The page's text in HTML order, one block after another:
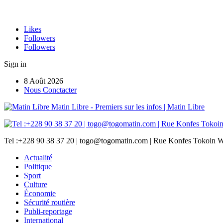
Likes
Followers
Followers
Sign in
8 Août 2026
Nous Conctacter
Matin Libre - Premiers sur les infos | Matin Libre
Tel :+228 90 38 37 20 | togo@togomatin.com | Rue Konfes Tokoin
Actualité
Politique
Sport
Culture
Économie
Sécurité routière
Publi-reportage
International